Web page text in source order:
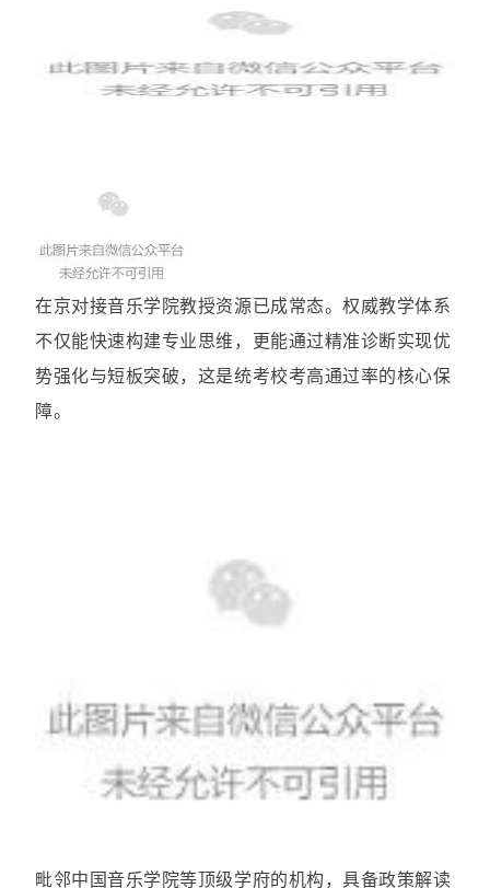
在京对接音乐学院教授资源已成常态。权威教学体系
不仅能快速构建专业思维，更能通过精准诊断实现优
势强化与短板突破，这是统考校考高通过率的核心保
障。
毗邻中国音乐学院等顶级学府的机构，具备政策解读